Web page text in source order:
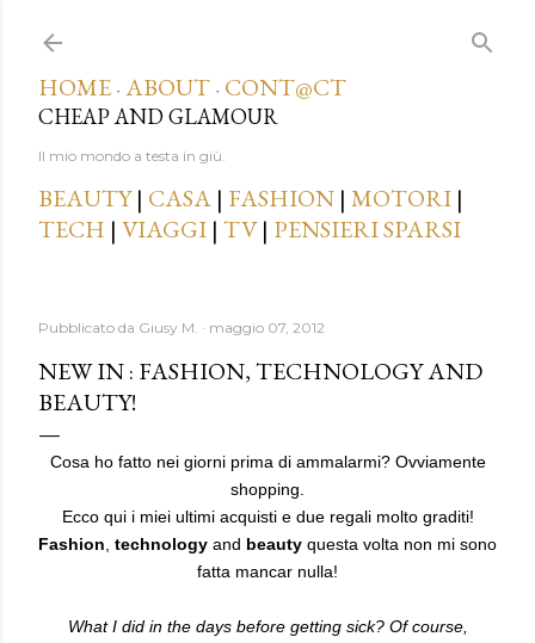
HOME · ABOUT · CONT@CT
CHEAP AND GLAMOUR
Il mio mondo a testa in giù.
BEAUTY| CASA | FASHION | MOTORI |
TECH | VIAGGI | TV| PENSIERI SPARSI
Pubblicato da Giusy M. maggio 07, 2012
NEW IN : FASHION, TECHNOLOGY AND
BEAUTY!
Cosa ho fatto nei giorni prima di ammalarmi? Ovviamente
shopping.
Ecco qui i miei ultimi acquisti e due regali molto graditi!
Fashion technology and beauty questa volta non mi sono
fatta mancar nulla!
What I did in the days before getting sick? Of course,